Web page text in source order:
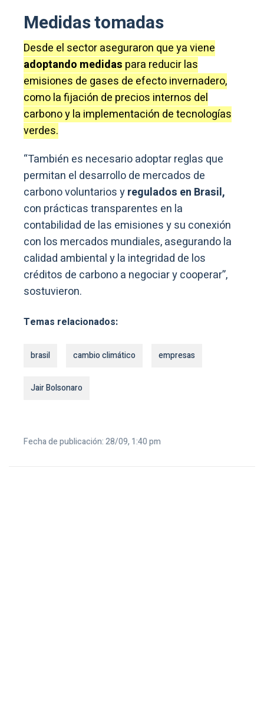
Medidas tomadas
Desde el sector aseguraron que ya viene
adoptando medidas para reducir las
emisiones de gases de efecto invernadero,
como la fijación de precios internos del
carbono y la implementación de tecnologías
verdes.
“También es necesario adoptar reglas que
permitan el desarrollo de mercados de
carbono voluntarios yregulados en Brasil,
con prácticas transparentes en la
contabilidad de las emisiones y su conexión
con los mercados mundiales, asegurando la
calidad ambiental y la integridad de los
créditos de carbono a negociar y cooperar”,
sostuvieron.
Temas relacionados:
brasil cambio climático empresas
Jair Bolsonaro
Fecha de publicación: 28/09, 1:40 pm